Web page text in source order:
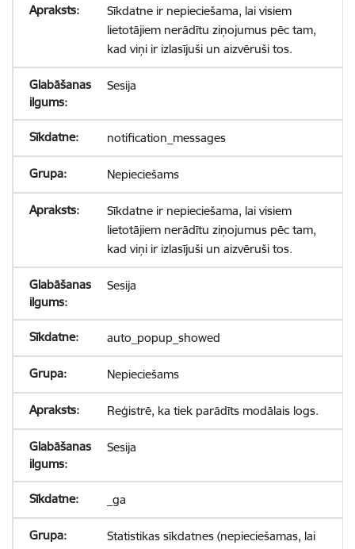
Sīkdatne ir nepieciešama, lai visiem
lietotājiem nerādītu ziņojumus pēc tam,
kad viņi ir izlasījuši un aizvēruši tos.
Sesija
notification_messages
Nepieciešams
Sīkdatne ir nepieciešama, lai visiem
lietotājiem nerādītu ziņojumus pēc tam,
kad viņi ir izlasījuši un aizvēruši tos.
Sesija
auto_popup_showed
Nepieciešams
Reģistrē, ka tiek parādīts modālais logs.
Sesija
_ga
Statistikas sīkdatnes (nepieciešamas, lai